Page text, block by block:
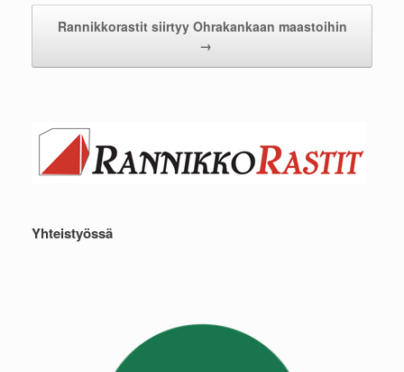
Rannikkorastit siirtyy Ohrakankaan maastoihin
→
Yhteistyössä